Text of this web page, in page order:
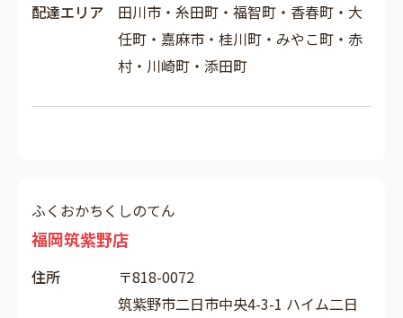
配達エリア
田川市・糸田町・福智町・香春町・大
任町・嘉麻市・桂川町・みやこ町・赤
村・川崎町・添田町
ふくおかちくしのてん
福岡筑紫野店
住所
〒818-0072
筑紫野市二日市中央4-3-1 ハイム二日